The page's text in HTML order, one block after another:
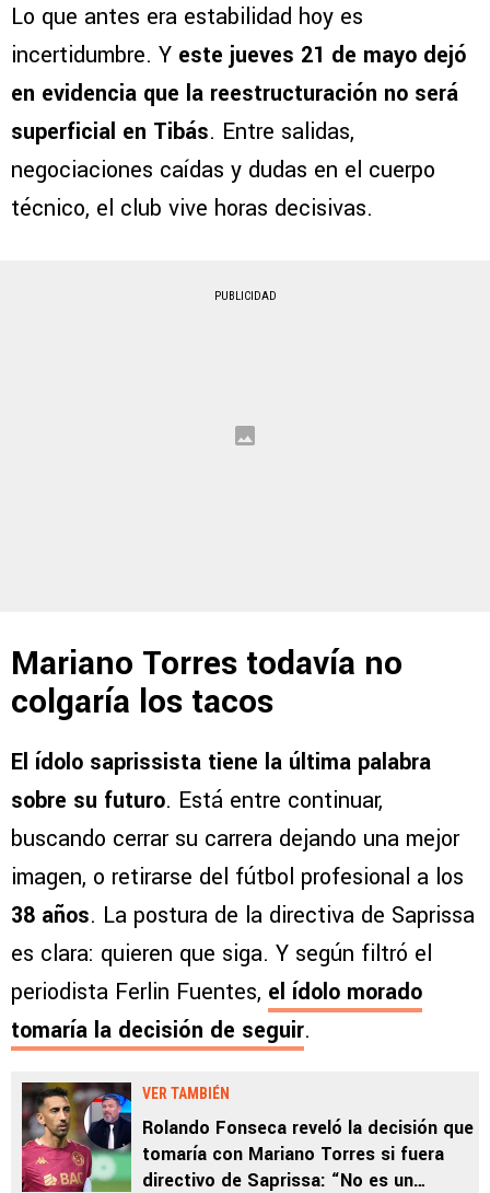
Lo que antes era estabilidad hoy es
incertidumbre. Y este jueves 21 de mayo dejó
en evidencia que la reestructuración no será
superficial en Tibás. Entre salidas,
negociaciones caídas y dudas en el cuerpo
técnico, el club vive horas decisivas.
PUBLICIDAD
Mariano Torres todavía no
colgaría los tacos
El ídolo saprissista tiene la última palabra
sobre su futuro. Está entre continuar,
buscando cerrar su carrera dejando una mejor
imagen, o retirarse del fútbol profesional a los
38 años. La postura de la directiva de Saprissa
es clara: quieren que siga. Y según filtró el
periodista Ferlin Fuentes, el ídolo morado
tomaría la decisión de seguir.
VER TAMBIÉN
Rolando Fonseca reveló la decisión que
tomaría con Mariano Torres si fuera
directivo de Saprissa: “No es un